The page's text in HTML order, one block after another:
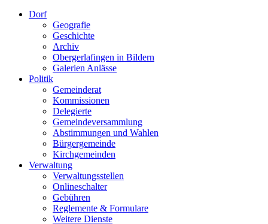
Dorf
Geografie
Geschichte
Archiv
Obergerlafingen in Bildern
Galerien Anlässe
Politik
Gemeinderat
Kommissionen
Delegierte
Gemeindeversammlung
Abstimmungen und Wahlen
Bürgergemeinde
Kirchgemeinden
Verwaltung
Verwaltungsstellen
Onlineschalter
Gebühren
Reglemente & Formulare
Weitere Dienste